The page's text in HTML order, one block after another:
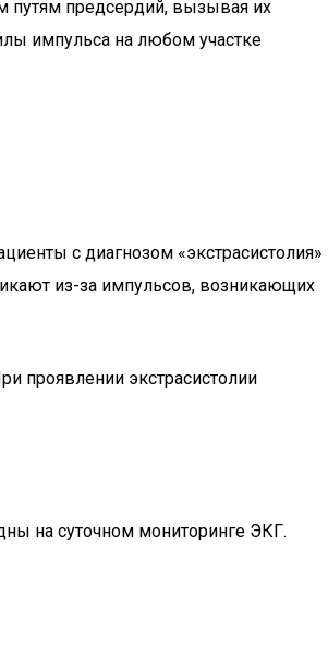
путям предсердий, вызывая их
импульса на любом участке
с диагнозом «экстрасистолия»
из-за импульсов, возникающих
проявлении экстрасистолии
на суточном мониторинге ЭКГ.